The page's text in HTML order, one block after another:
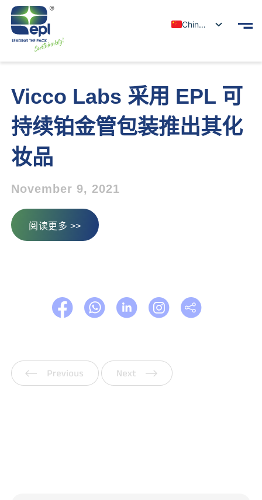
Chinese
Vicco Labs 采用 EPL 可
持续铂金管包装推出其化
妆品
November 9, 2021
阅读更多 >>
上一页